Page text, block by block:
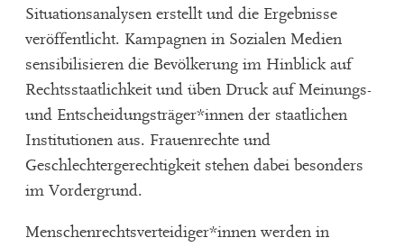
Situationsanalysen erstellt und die Ergebnisse
veröffentlicht. Kampagnen in Sozialen Medien
sensibilisieren die Bevölkerung im Hinblick auf
Rechtsstaatlichkeit und üben Druck auf Meinungs-
und Entscheidungsträger*innen der staatlichen
Institutionen aus. Frauenrechte und
Geschlechtergerechtigkeit stehen dabei besonders
im Vordergrund.
Menschenrechtsverteidiger*innen werden in